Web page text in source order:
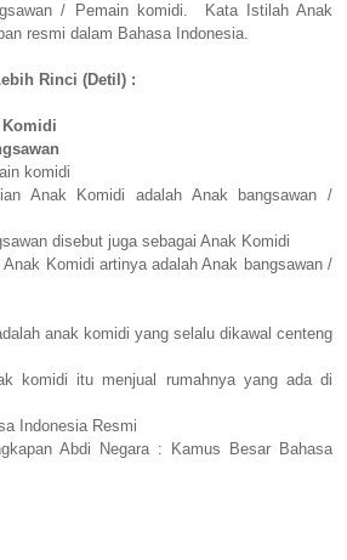
/ Pemain komidi. Kata Istilah Anak
resmi dalam Bahasa Indonesia.
Rinci (Detil) :
Komidi
komidi
Anak Komidi adalah Anak bangsawan /
disebut juga sebagai Anak Komidi
Komidi artinya adalah Anak bangsawan /
anak komidi yang selalu dikawal centeng
komidi itu menjual rumahnya yang ada di
Indonesia Resmi
Abdi Negara : Kamus Besar Bahasa